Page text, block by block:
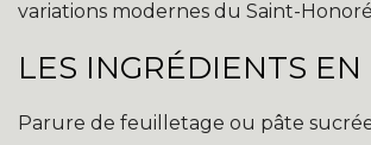
variations modernes du Saint-
LES INGRÉDIENTS
Parure de feuilletage ou pâte